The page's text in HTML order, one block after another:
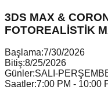
3DS MAX &
FOTOREALİSTİK
Başlama:7/30/2026
Bitiş:8/25/2026
Günler:SALI-
Saatler:7:00 PM - 10:00